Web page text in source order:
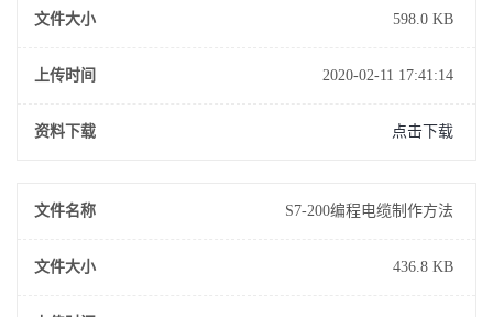
文件大小 598.0 KB
上传时间 2020-02-11 17:41:14
资料下载 点击下载
文件名称 S7-200编程电缆制作方法
文件大小 436.8 KB